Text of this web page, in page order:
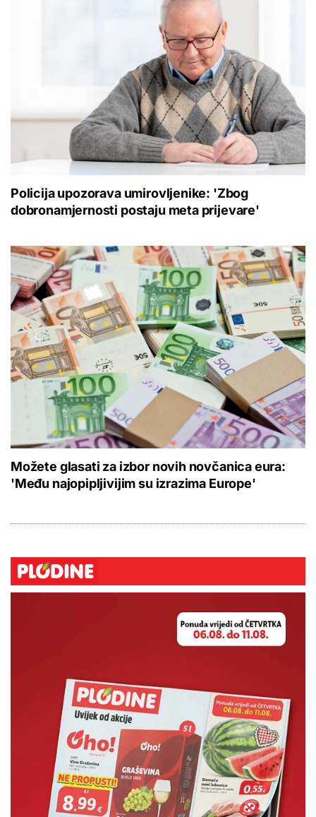
Policija upozorava umirovljenike: 'Zbog
dobronamjernosti postaju meta prijevare'
Možete glasati za izbor novih novčanica eura:
'Među najopipljivijim su izrazima Europe'